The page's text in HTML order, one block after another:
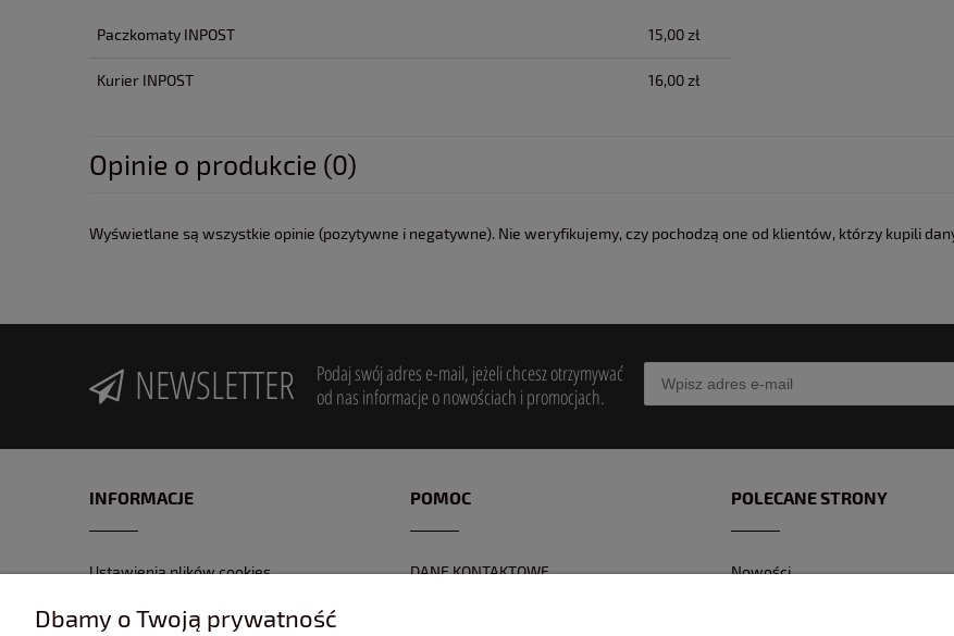
Paczkomaty INPOST 15,00 zł
Kurier INPOST 16,00 zł
Opinie o produkcie (0)
Wyświetlane są wszystkie opinie (pozytywne i negatywne). Nie weryfikujemy, czy pochodzą one od klientów, którzy kupili
NEWSLETTER
Podaj swój adres e-mail, jeżeli chcesz otrzymywać
od nas informacje o nowościach i promocjach.
INFORMACJE
Ustawienia plików cookies
REGULAMIN
POMOC
DANE KONTAKTOWE
POLECANE STRONY
Nowości
Dbamy o Twoją prywatność